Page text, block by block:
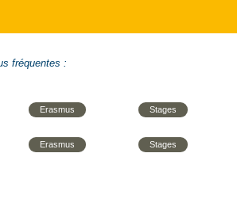
fréquentes :
Erasmus Stages
Erasmus Stages